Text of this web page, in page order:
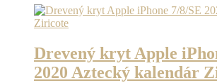
Drevený kryt Apple
2020 Aztecký kalendár